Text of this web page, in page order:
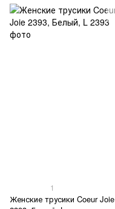
1
Женские трусики Coeur Joie